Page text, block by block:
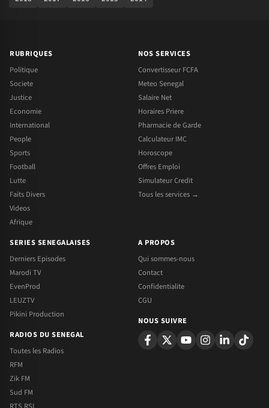
RUBRIQUES
Politique
Societe
Justice
Economie
International
People
Sports
Football
Lutte
Faits Divers
Videos
Afrique
NOS SERVICES
Convertisseur FCFA
Meteo Senegal
Salaire Net
Horaires Priere
Pharmacie de Garde
Calculateur IMC
Horoscope
Offres Emploi
Simulateur Credit
Tous les services →
SERIES SENEGALAISES
Derniers Episodes
Marodi TV
EvenProd
LEUZTV
Pikini Production
RADIOS DU SENEGAL
Toutes les Radios
RFM
Zik FM
Sud FM
A PROPOS
Qui sommes-nous
Contact
Confidentialite
CGU
NOUS SUIVRE